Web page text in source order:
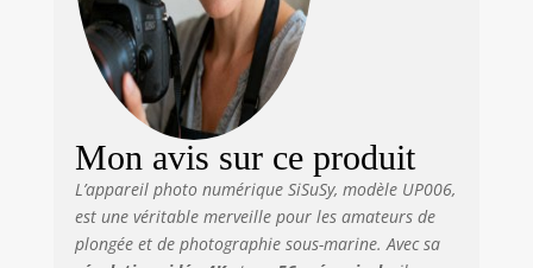
l'eau, ce qui le
rend pratique à
récupérer que
vous soyez dans
ou dans une
piscine. Sa
performance
exceptionnelle
anti-poussière
Mon avis sur ce produit
L’appareil photo numérique SiSuSy, modèle UP006,
est une véritable merveille pour les amateurs de
plongée et de photographie sous-marine. Avec sa